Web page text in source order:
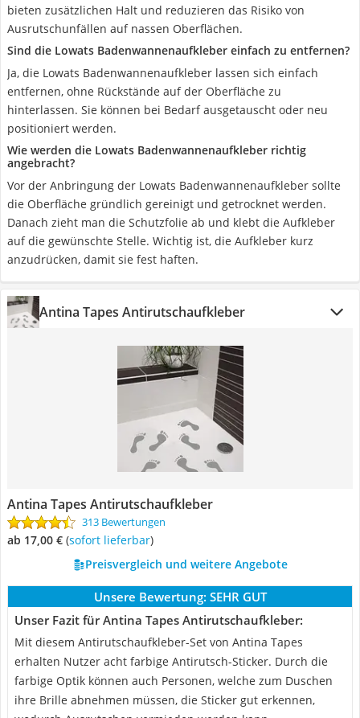
bieten zusätzlichen Halt und reduzieren das Risiko von
Ausrutschunfällen auf nassen Oberflächen.
Sind die Lowats Badenwannenaufkleber einfach zu entfernen?
Ja, die Lowats Badenwannenaufkleber lassen sich einfach
entfernen, ohne Rückstände auf der Oberfläche zu
hinterlassen. Sie können bei Bedarf ausgetauscht oder neu
positioniert werden.
Wie werden die Lowats Badenwannenaufkleber richtig
angebracht?
Vor der Anbringung der Lowats Badenwannenaufkleber sollte
die Oberfläche gründlich gereinigt und getrocknet werden.
Danach zieht man die Schutzfolie ab und klebt die Aufkleber
auf die gewünschte Stelle. Wichtig ist, die Aufkleber kurz
anzudrücken, damit sie fest haften.
Antina Tapes Antirutschaufkleber
Antina Tapes Antirutschaufkleber
313 Bewertungen
ab 17,00 € ( Sofort lieferbar)
Preisvergleich und weitere Angebote
Unsere Bewertung: SEHR GUT
Unser Fazit für Antina Tapes Antirutschaufkleber:
Mit diesem Antirutschaufkleber-Set von ‎Antina Tapes
erhalten Nutzer acht farbige Antirutsch-Sticker. Durch die
farbige Optik können auch Personen, welche zum Duschen
ihre Brille abnehmen müssen, die Sticker gut erkennen,